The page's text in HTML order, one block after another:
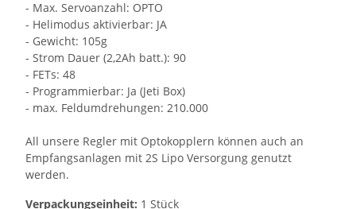
- Max. Servoanzahl: OPTO
- Helimodus aktivierbar: JA
- Gewicht: 105g
- Strom Dauer (2,2Ah batt.): 90
- FETs: 48
- Programmierbar: Ja (Jeti Box)
- max. Feldumdrehungen: 210.000
All unsere Regler mit Optokopplern können auch an
Empfangsanlagen mit 2S Lipo Versorgung genutzt
werden.
Verpackungseinheit: 1 Stück